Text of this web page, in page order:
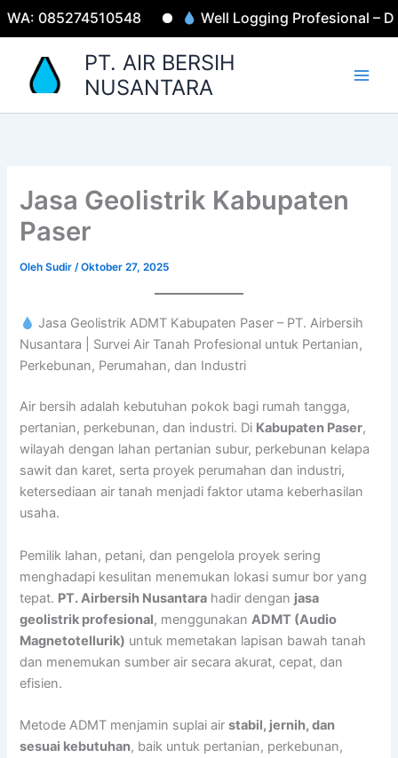
Well Logging Profesional – Data
Lewati
PT. AIR BERSIH
NUSANTARA
Jasa Geolistrik Kabupaten
Paser
OlehSudir/Oktober 27, 2025
Jasa Geolistrik ADMT Kabupaten Paser – PT. Airbersih
Nusantara | Survei Air Tanah Profesional untuk Pertanian,
Perkebunan, Perumahan, dan Industri
Air bersih adalah kebutuhan pokok bagi rumah tangga,
pertanian, perkebunan, dan industri. Di Kabupaten Paser,
wilayah dengan lahan pertanian subur, perkebunan kelapa
sawit dan karet, serta proyek perumahan dan industri,
ketersediaan air tanah menjadi faktor utama keberhasilan
usaha.
Pemilik lahan, petani, dan pengelola proyek sering
menghadapi kesulitan menemukan lokasi sumur bor yang
tepat. PT. Airbersih Nusantara hadir dengan jasa
geolistrik profesional, menggunakanADMT (Audio
Magnetotellurik) untuk memetakan lapisan bawah tanah
dan menemukan sumber air secara akurat, cepat, dan
efisien.
Metode ADMT menjamin suplai airstabil, jernih, dan
sesuai kebutuhan, baik untuk pertanian, perkebunan,